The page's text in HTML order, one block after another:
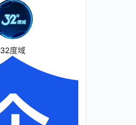
32度域